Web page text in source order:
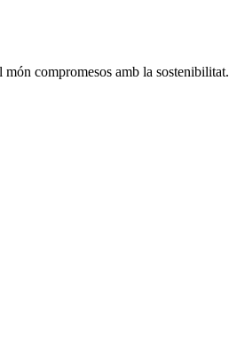
món compromesos amb la sostenibilitat.